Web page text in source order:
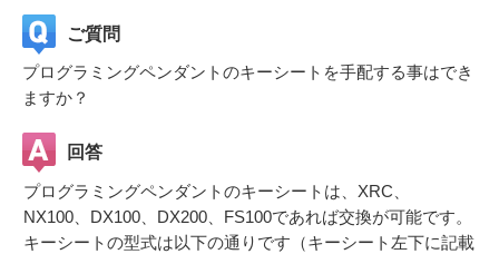
ご質問
プログラミングペンダントのキーシートを手配する事はでき
ますか？
回答
プログラミングペンダントのキーシートは、XRC、
NX100、DX100、DX200、FS100であれば交換が可能です。
キーシートの型式は以下の通りです（キーシート左下に記載